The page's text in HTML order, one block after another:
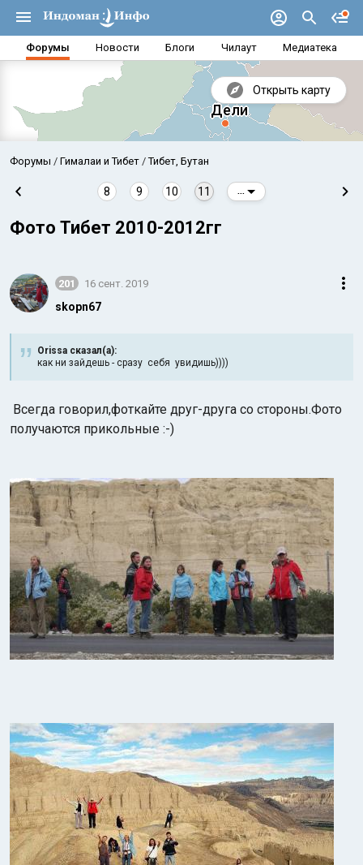
Форумы Новости Блоги Чилаут Медиатека
Открыть карту
Индийский океан
Форумы Гималаи и Тибет Тибет, Бутан
8 9 10 11
Фото Тибет 2010-2012гг
201 16 сент. 2019
skopn67
Orissa сказал(а):
как ни зайдешь - сразу себя увидишь))))
Всегда говорил,фоткайте друг-друга со стороны.Фото
получаются прикольные :-)